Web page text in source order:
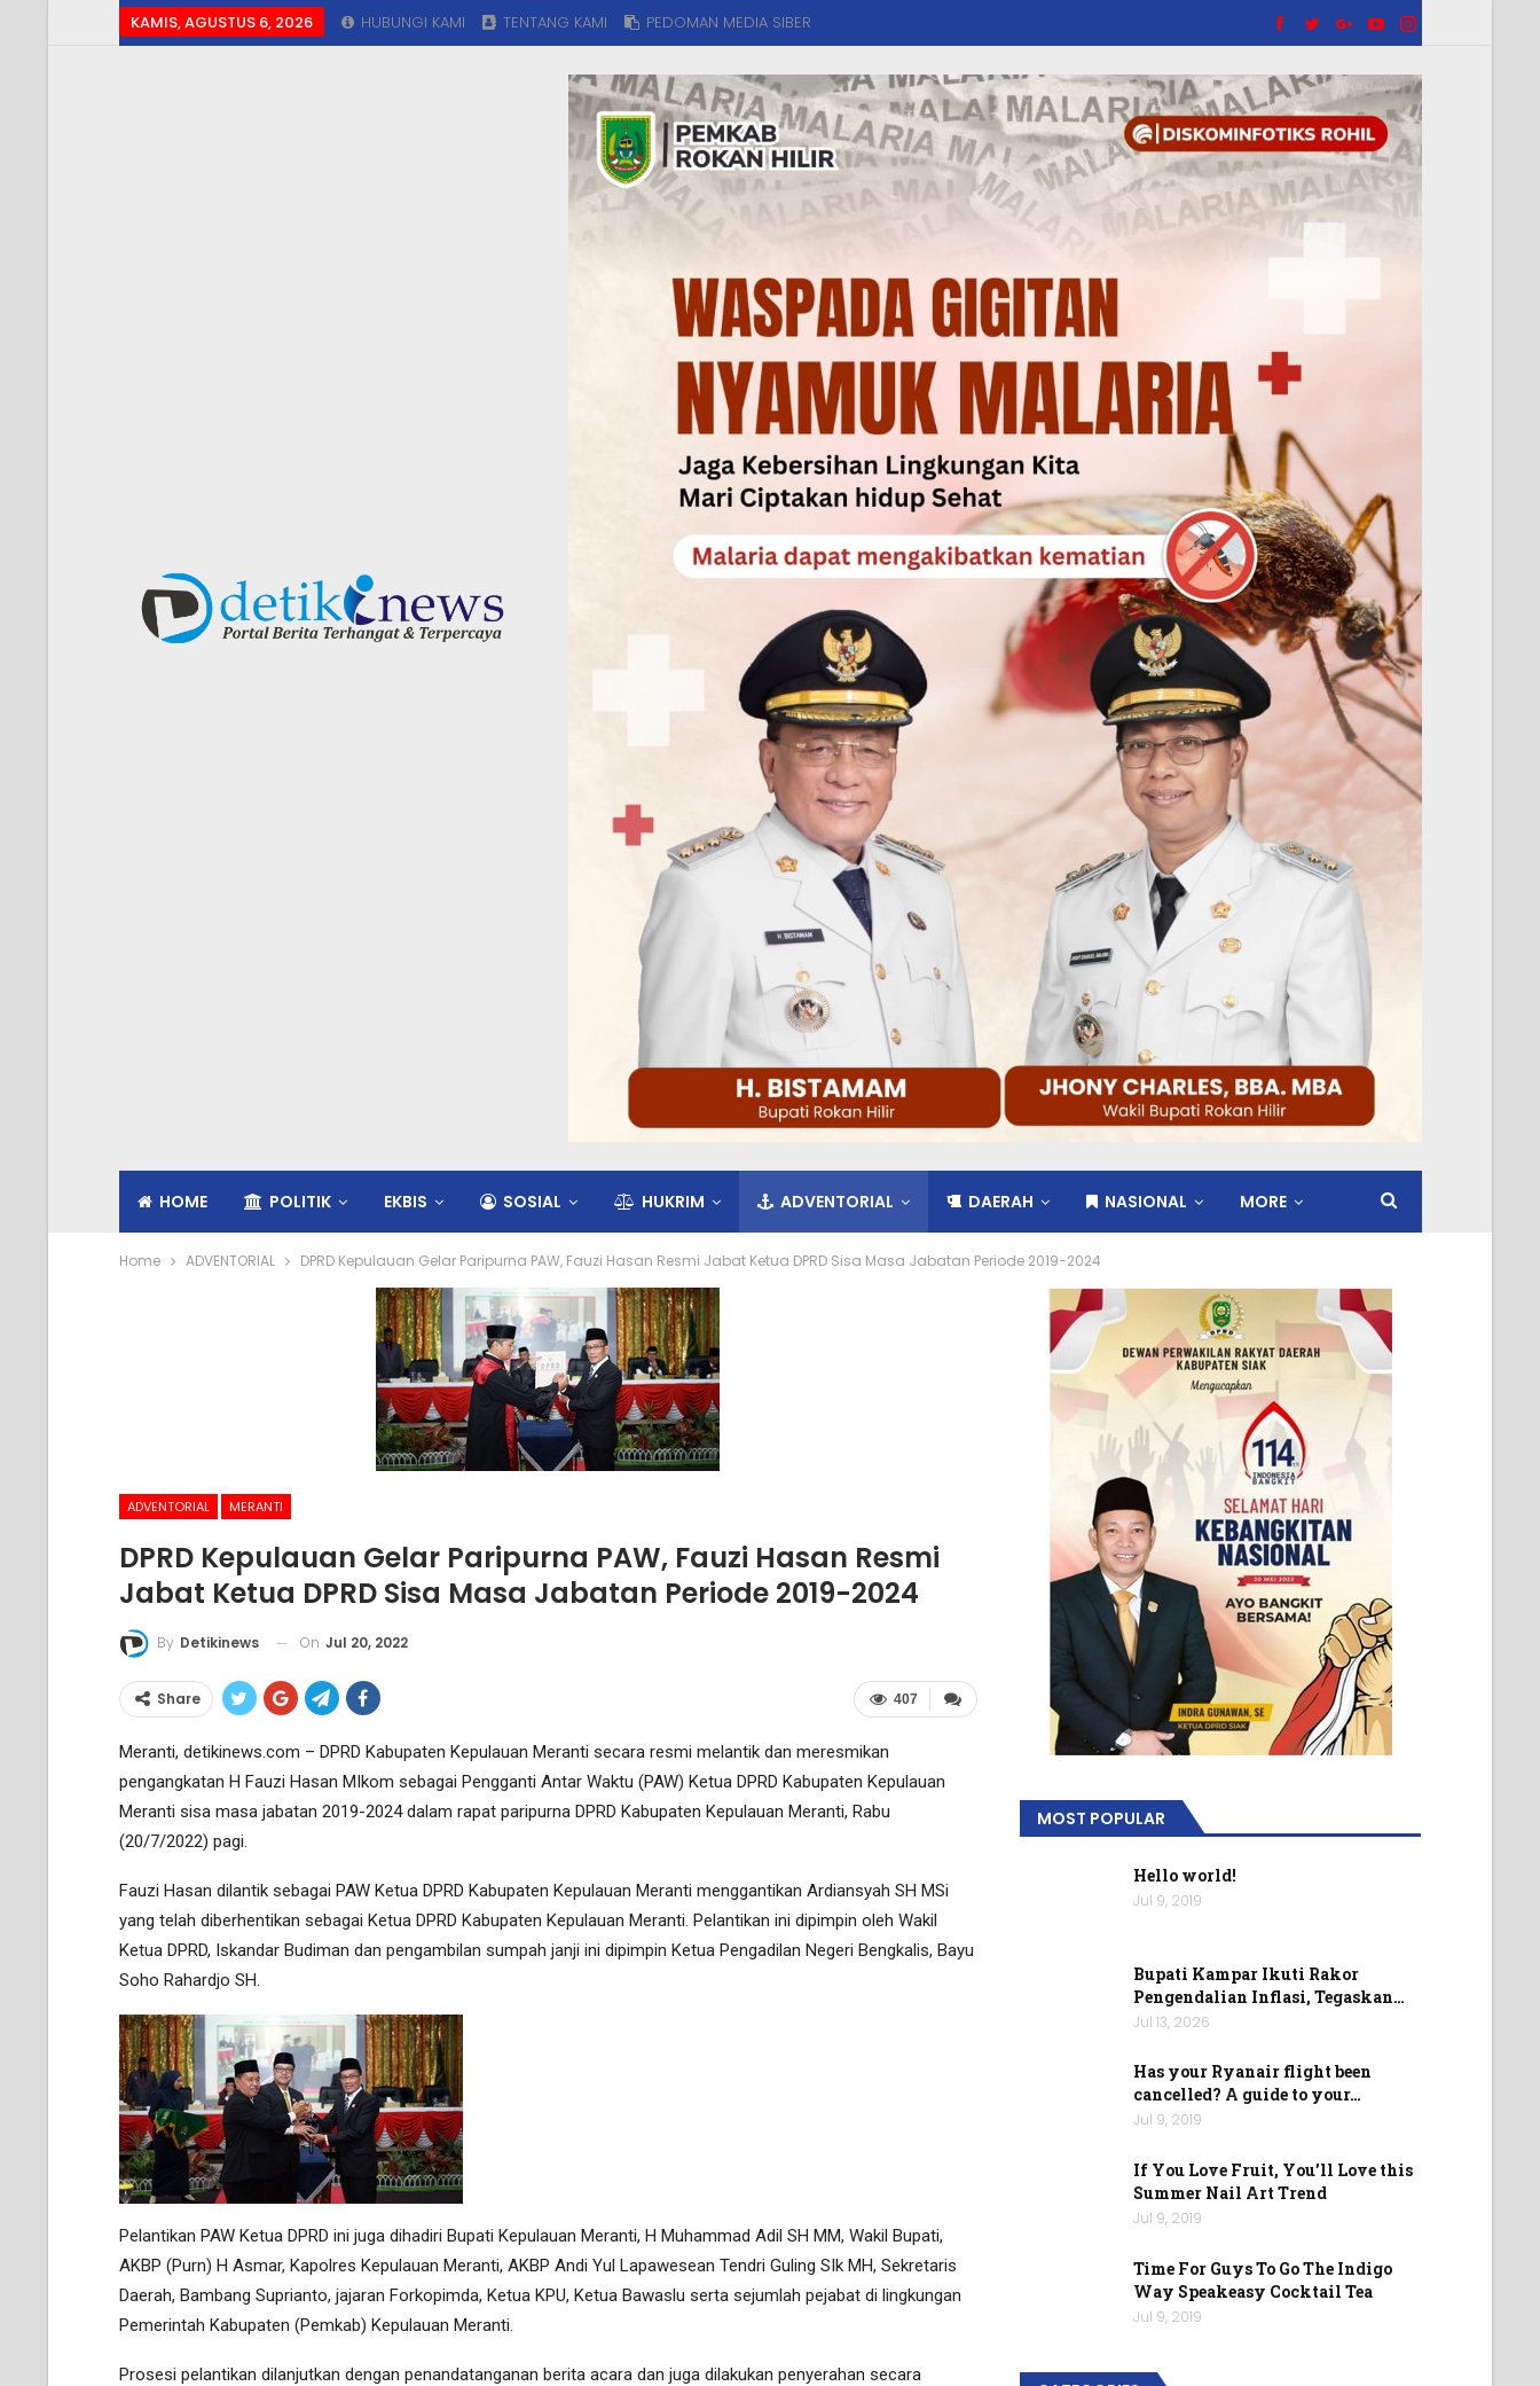
KAMIS, AGUSTUS 6, 2026 HUBUNGI KAMI TENTANG KAMI PEDOMAN MEDIA SIBER
HOME POLITIK EKBIS SOSIAL HUKRIM ADVENTORIAL DAERAH NASIONAL MORE
Home ADVENTORIAL DPRD Kepulauan Gelar Paripurna PAW, Fauzi Hasan Resmi Jabat Ketua DPRD Sisa Masa Jabatan Periode 2019-2024
ADVENTORIAL MERANTI
DPRD Kepulauan Gelar Paripurna PAW, Fauzi Hasan Resmi
Jabat Ketua DPRD Sisa Masa Jabatan Periode 2019-2024
By Detikinews On Jul 20, 2022
407
Share
Meranti, detikinews.com – DPRD Kabupaten Kepulauan Meranti secara resmi melantik dan meresmikan
pengangkatan H Fauzi Hasan MIkom sebagai Pengganti Antar Waktu (PAW) Ketua DPRD Kabupaten Kepulauan
Meranti sisa masa jabatan 2019-2024 dalam rapat paripurna DPRD Kabupaten Kepulauan Meranti, Rabu
(20/7/2022) pagi.
Fauzi Hasan dilantik sebagai PAW Ketua DPRD Kabupaten Kepulauan Meranti menggantikan Ardiansyah SH MSi
yang telah diberhentikan sebagai Ketua DPRD Kabupaten Kepulauan Meranti. Pelantikan ini dipimpin oleh Wakil
Ketua DPRD, Iskandar Budiman dan pengambilan sumpah janji ini dipimpin Ketua Pengadilan Negeri Bengkalis, Bayu
Soho Rahardjo SH.
Pelantikan PAW Ketua DPRD ini juga dihadiri Bupati Kepulauan Meranti, H Muhammad Adil SH MM, Wakil Bupati,
AKBP (Purn) H Asmar, Kapolres Kepulauan Meranti, AKBP Andi Yul Lapawesean Tendri Guling SIk MH, Sekretaris
Daerah, Bambang Suprianto, jajaran Forkopimda, Ketua KPU, Ketua Bawaslu serta sejumlah pejabat di lingkungan
Pemerintah Kabupaten (Pemkab) Kepulauan Meranti.
Prosesi pelantikan dilanjutkan dengan penandatanganan berita acara dan juga dilakukan penyerahan secara
MOST POPULAR
Hello world!
Jul 9, 2019
Bupati Kampar Ikuti Rakor
Pengendalian Inflasi, Tegaskan…
Jul 13, 2026
Has your Ryanair flight been
cancelled? A guide to your…
Jul 9, 2019
If You Love Fruit, You’ll Love this
Summer Nail Art Trend
Jul 9, 2019
Time For Guys To Go The Indigo
Way Speakeasy Cocktail Tea
Jul 9, 2019